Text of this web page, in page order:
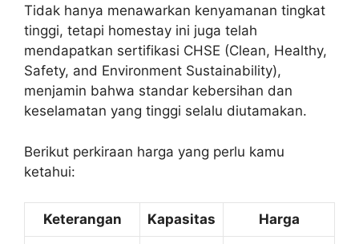
Tidak hanya menawarkan kenyamanan tingkat
tinggi, tetapi homestay ini juga telah
mendapatkan sertifikasi CHSE (Clean, Healthy,
Safety, and Environment Sustainability),
menjamin bahwa standar kebersihan dan
keselamatan yang tinggi selalu diutamakan.
Berikut perkiraan harga yang perlu kamu
ketahui:
Keterangan Kapasitas Harga